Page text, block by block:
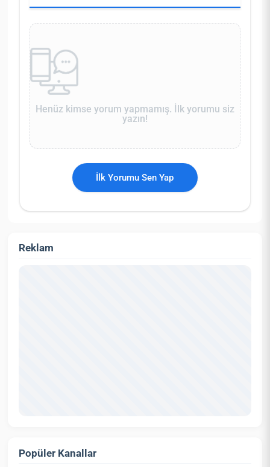
Henüz kimse yorum yapmamış. İlk yorumu siz
yazın!
İlk Yorumu Sen Yap
Reklam
Popüler Kanallar